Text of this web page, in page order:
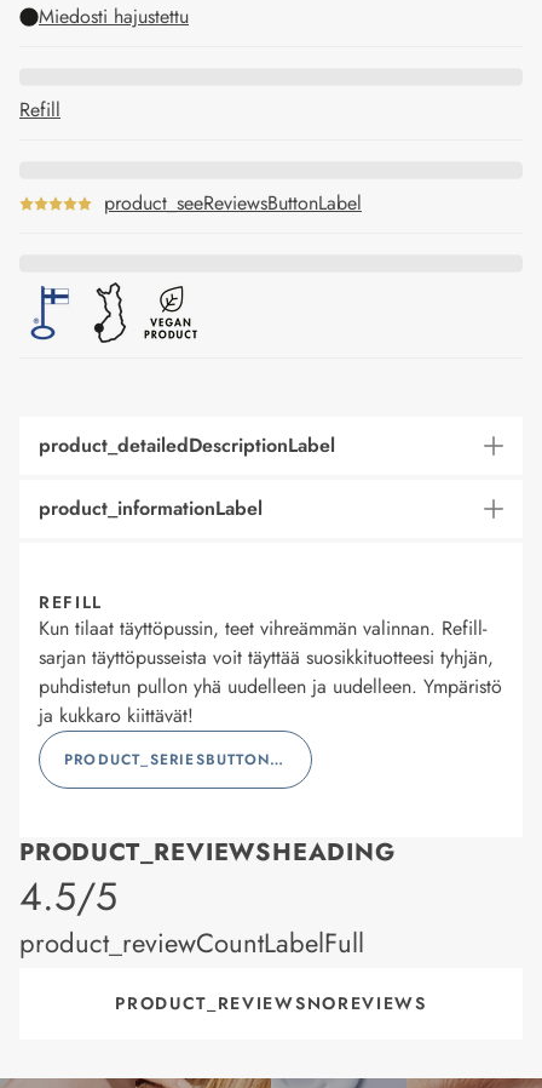
Miedosti hajustettu
Refill
product_seeReviewsButtonLabel
product_detailedDescriptionLabel
product_informationLabel
REFILL
Kun tilaat täyttöpussin, teet vihreämmän valinnan. Refill-
sarjan täyttöpusseista voit täyttää suosikkituotteesi tyhjän,
puhdistetun pullon yhä uudelleen ja uudelleen. Ympäristö
ja kukkaro kiittävät!
PRODUCT_SERIESBUTTONLABEL
PRODUCT_REVIEWSHEADING
product_rating
4.5/5
product_reviewCountLabelFull
PRODUCT_REVIEWSNOREVIEWS